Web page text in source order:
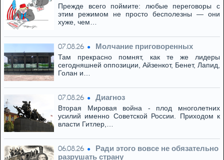
Прежде всего поймите: любые переговоры с
этим режимом не просто бесполезны — они
хуже, чем…
07.08.26 Молчание приговоренных
Там прекрасно помнят, как те же лидеры
сегодняшней оппозиции, Айзенкот, Бенет, Лапид,
Голан и…
07.08.26 Диагноз
Вторая Мировая война - плод многолетних
усилий именно Советской России. Приходом к
власти Гитлер,…
06.08.26
Ради этого вовсе не обязательно
разрушать страну